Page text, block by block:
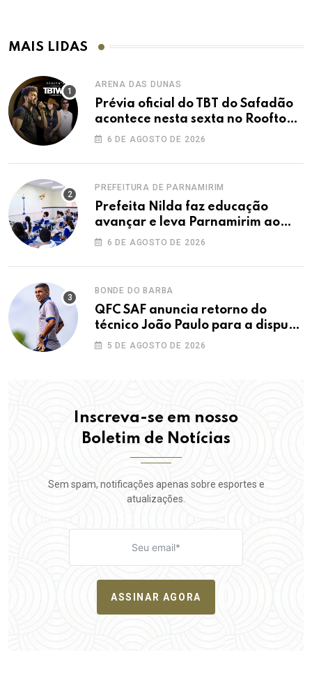
MAIS LIDAS
ARENA DAS DUNAS
Prévia oficial do TBT do Safadão
acontece nesta sexta no Rooftop
Dunas
6 DE AGOSTO DE 2026
PREFEITURA DE PARNAMIRIM
Prefeita Nilda faz educação
avançar e leva Parnamirim ao
maior IDEB da história dos anos
6 DE AGOSTO DE 2026
BONDE DO BARBA
QFC SAF anuncia retorno do
técnico João Paulo para a disputa
da elite do Campeonato Potiguar
5 DE AGOSTO DE 2026
Inscreva-se em nosso
Boletim de Notícias
Sem spam, notificações apenas sobre esportes e
atualizações.
ASSINAR AGORA